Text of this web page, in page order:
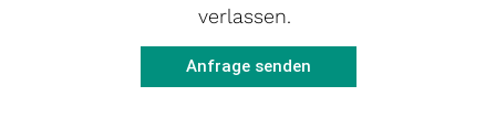
verlassen.
Anfrage senden